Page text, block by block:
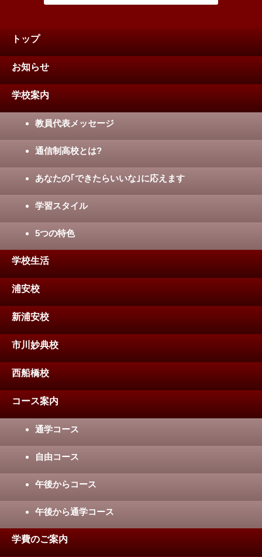
トップ
お知らせ
学校案内
教員代表メッセージ
通信制高校とは?
あなたの｢できたらいいな｣に応えます
学習スタイル
5つの特色
学校生活
浦安校
新浦安校
市川妙典校
西船橋校
コース案内
通学コース
自由コース
午後からコース
午後から通学コース
学費のご案内